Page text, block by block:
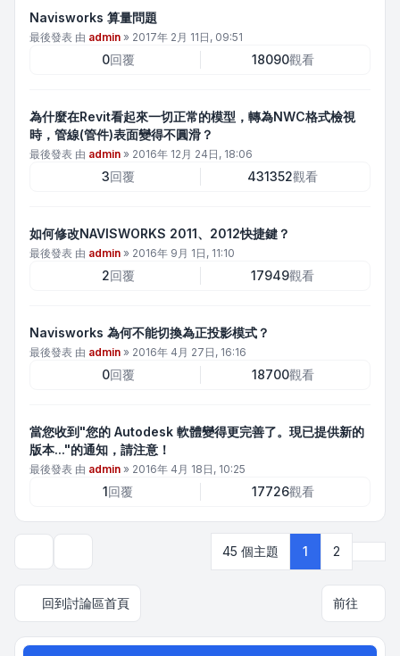
Navisworks 算量問題
最後發表 由 admin » 2017年 2月 11日, 09:51
0回覆 18090觀看
為什麼在Revit看起來一切正常的模型，轉為NWC格式檢視
時，管線(管件)表面變得不圓滑？
最後發表 由 admin » 2016年 12月 24日, 18:06
3回覆 431352觀看
如何修改NAVISWORKS 2011、2012快捷鍵？
最後發表 由 admin » 2016年 9月 1日, 11:10
2回覆 17949觀看
Navisworks 為何不能切換為正投影模式？
最後發表 由 admin » 2016年 4月 27日, 16:16
0回覆 18700觀看
當您收到"您的 Autodesk 軟體變得更完善了。現已提供新的
版本..."的通知，請注意！
最後發表 由 admin » 2016年 4月 18日, 10:25
1回覆 17726觀看
45 個主題 1 2
回到討論區首頁 前往